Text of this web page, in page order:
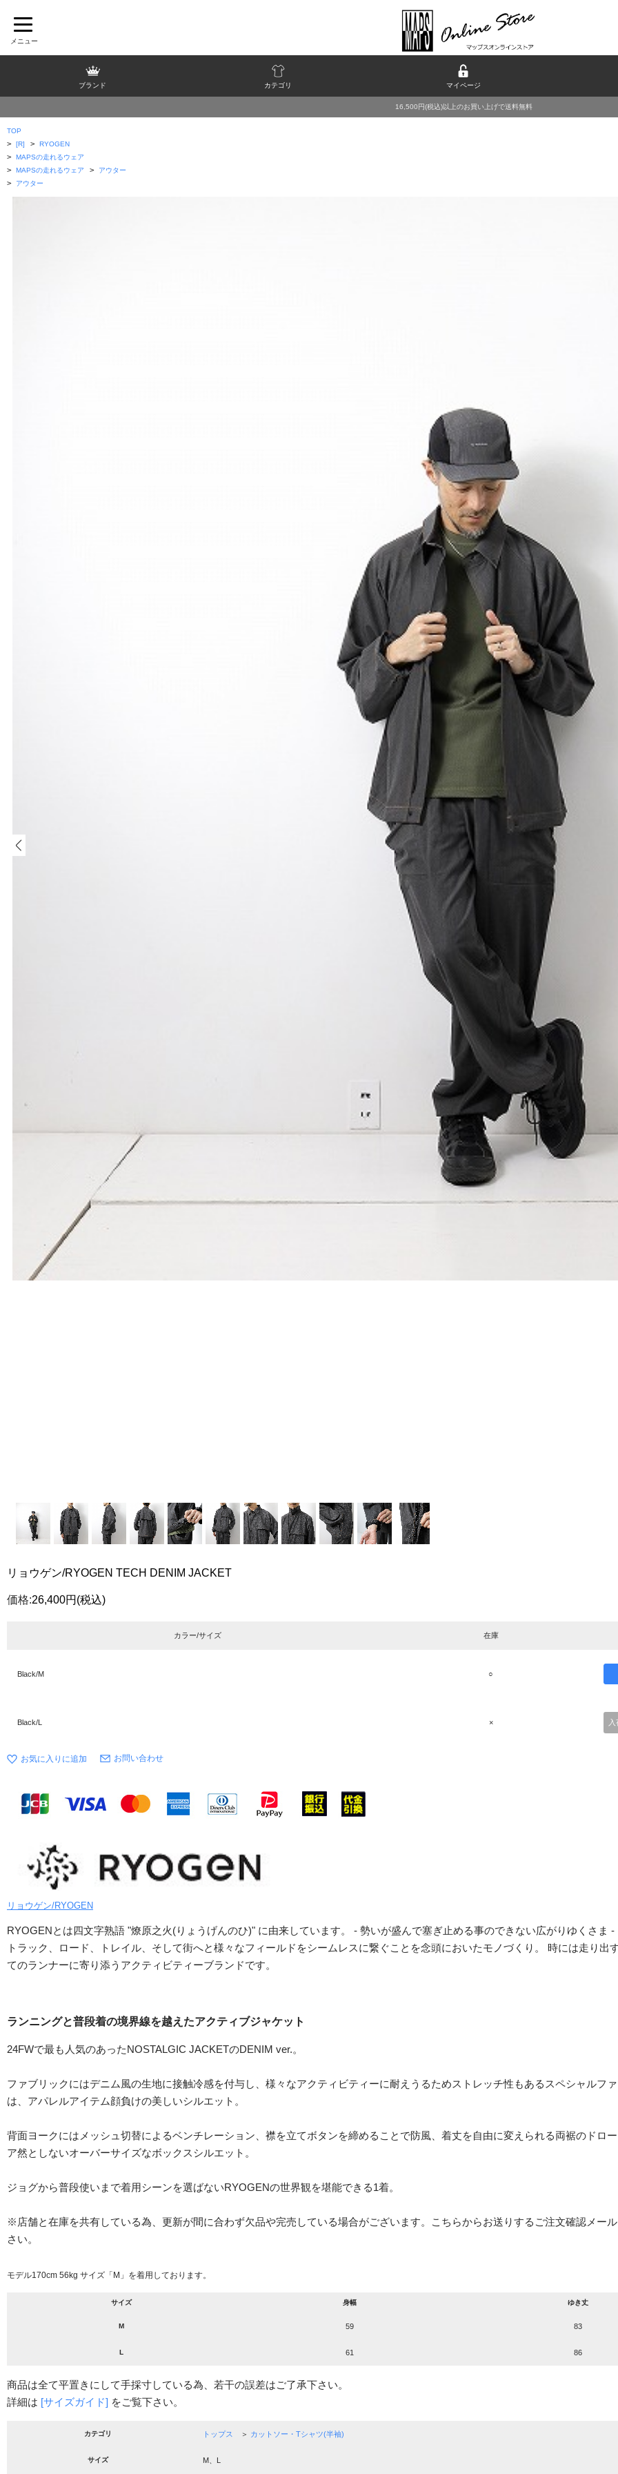
ブランド カテゴリ マイページ
16,500円(税込)以上のお買い上げで送料無料
TOP
> [R] > RYOGEN
> MAPSの走れるウェア
> MAPSの走れるウェア > アウター
> アウター
リョウゲン/RYOGEN TECH DENIM JACKET
価格:26,400円 (税込)
カラー/サイズ 在庫
Black/M ○
Black/L ×
お問い合わせ
リョウゲン/RYOGEN
RYOGENとは四文字熟語 "燎原之火(りょうげんのひ)" に由来しています。 - 勢いが盛んで塞ぎ止める事のできない広がりゆくさま -
トラック、ロード、トレイル、そして街へと様々なフィールドをシームレスに繋ぐことを念頭においたモノづくり。 時には走り
てのランナーに寄り添うアクティビティーブランドです。
ランニングと普段着の境界線を越えたアクティブジャケット
24FWで最も人気のあったNOSTALGIC JACKETのDENIM ver.。
ファブリックにはデニム風の生地に接触冷感を付与し、様々なアクティビティーに耐えうるためストレッチ性もあるスペシャルフ
は、アパレルアイテム顔負けの美しいシルエット。
背面ヨークにはメッシュ切替によるベンチレーション、襟を立てボタンを締めることで防風、着丈を自由に変えられる両裾のドロ
ア然としないオーバーサイズなボックスシルエット。
ジョグから普段使いまで着用シーンを選ばないRYOGENの世界観を堪能できる1着。
※店舗と在庫を共有している為、更新が間に合わず欠品や完売している場合がございます。こちらからお送りするご注文確認メー
さい。
モデル170cm 56kg サイズ「M」を着用しております。
サイズ 身幅 ゆき丈
M 59 83
L 61 86
商品は全て平置きにして手採寸している為、若干の誤差はご了承下さい。
詳細は [サイズガイド] をご覧下さい。
カテゴリ トップス ＞ カットソー・Tシャツ(半袖)
サイズ M、L